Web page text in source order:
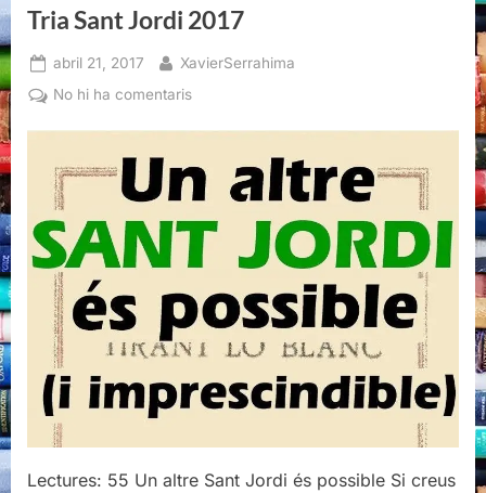
Tria Sant Jordi 2017
Posted
on
abril 21, 2017 By
XavierSerrahima
No hi ha comentarisa
Jordi
2017
Lectures: 55 Un altre Sant Jordi és possible Si creus